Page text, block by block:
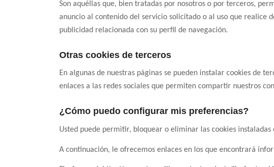
Son aquéllas que, bien tratadas por nosotros o por terceros,
anuncio al contenido del servicio solicitado o al uso que realice
publicidad relacionada con su perfil de navegación.
Otras cookies de terceros
En algunas de nuestras páginas se pueden instalar cookies de
enlaces a las redes sociales que permiten compartir nuestros
¿Cómo puedo configurar mis preferencias?
Usted puede permitir, bloquear o eliminar las cookies
A continuación, le ofrecemos enlaces en los que encontrará